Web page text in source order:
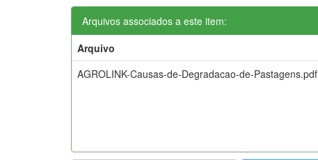
Arquivos associados a este item:
Arquivo
AGROLINK-Causas-de-Degradacao-de-Pastagens.pdf